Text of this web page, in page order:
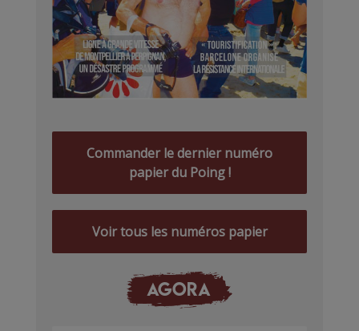
Commander le dernier numéro
papier du Poing !
Voir tous les numéros papier
AGORA